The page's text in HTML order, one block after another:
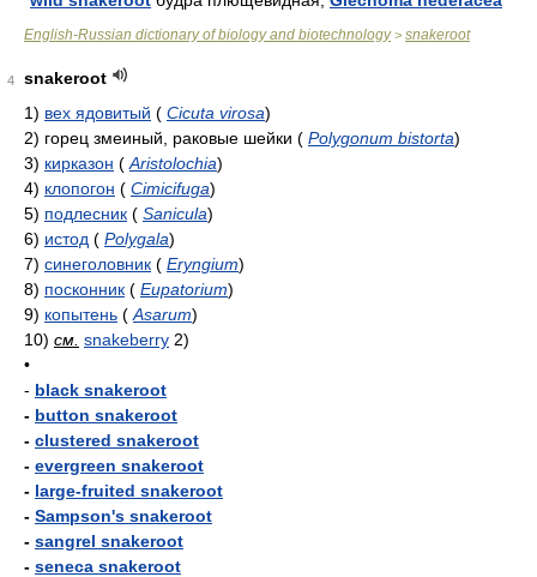
English-Russian dictionary of biology and biotechnology> snakeroot
4
snakeroot
1) вех ядовитый ( Cicuta virosa)
2) горец змеиный, раковые шейки ( Polygonum bistorta)
3) кирказон ( Aristolochia)
4) клопогон ( Cimicifuga)
5) подлесник ( Sanicula)
6) истод ( Polygala)
7) синеголовник ( Eryngium)
8) посконник ( Eupatorium)
9) копытень ( Asarum)
10) см. snakeberry 2)
•
- black snakeroot
- button snakeroot
- clustered snakeroot
- evergreen snakeroot
- large-fruited snakeroot
- Sampson's snakeroot
- sangrel snakeroot
- seneca snakeroot